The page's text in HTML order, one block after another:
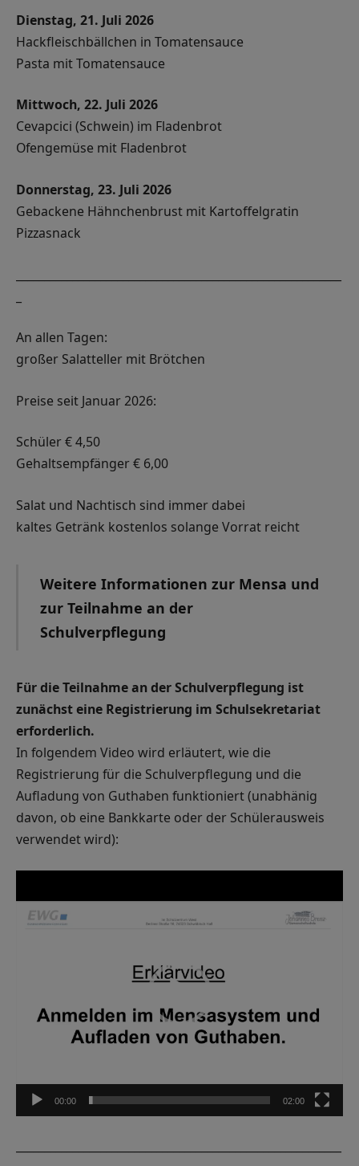
Dienstag, 21. Juli 2026
Hackfleischbällchen in Tomatensauce
Pasta mit Tomatensauce
Mittwoch, 22. Juli 2026
Cevapcici (Schwein) im Fladenbrot
Ofengemüse mit Fladenbrot
Donnerstag, 23. Juli 2026
Gebackene Hähnchenbrust mit Kartoffelgratin
Pizzasnack
An allen Tagen:
großer Salatteller mit Brötchen
Preise seit Januar 2026:
Schüler € 4,50
Gehaltsempfänger € 6,00
Salat und Nachtisch sind immer dabei
kaltes Getränk kostenlos solange Vorrat reicht
Weitere Informationen zur Mensa und
zur Teilnahme an der
Schulverpflegung
Für die Teilnahme an der Schulverpflegung ist
zunächst eine Registrierung im Schulsekretariat
erforderlich.
In folgendem Video wird erläutert, wie die
Registrierung für die Schulverpflegung und die
Aufladung von Guthaben funktioniert (unabhänig
davon, ob eine Bankkarte oder der Schülerausweis
verwendet wird):
Player
00:00 02:00